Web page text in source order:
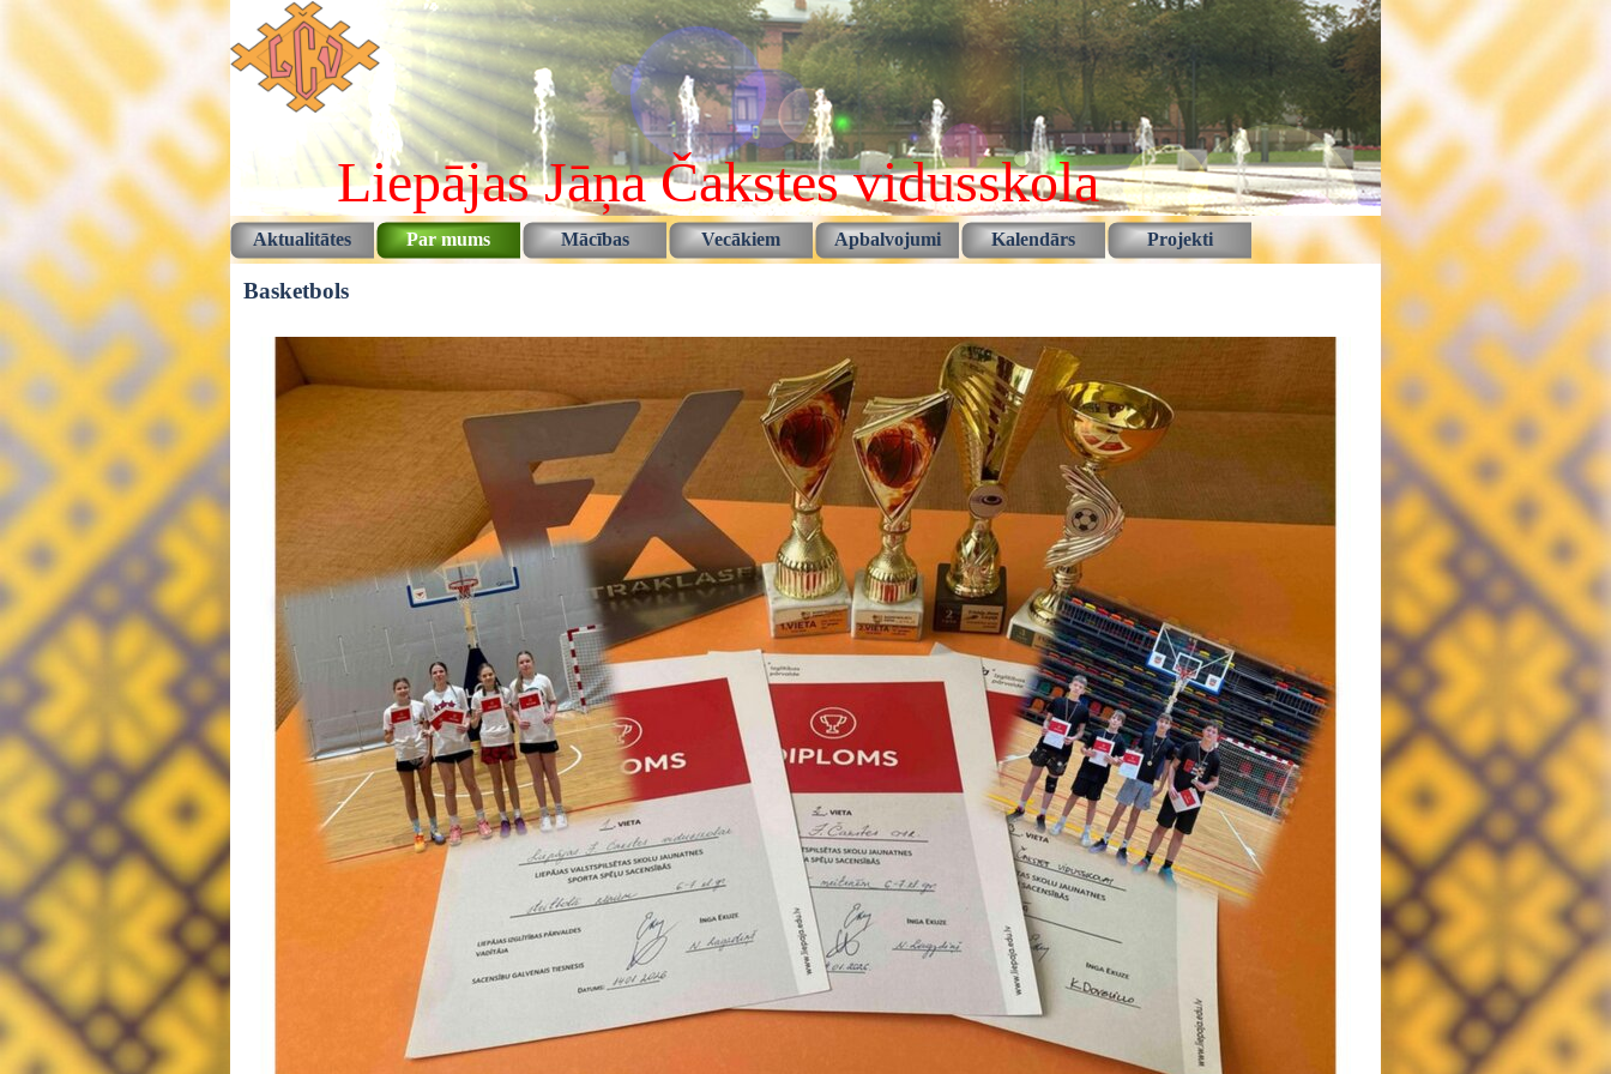
Pāriet uz saturu
Liepājas Jāņa Čakstes vidusskola
Izlaist izvēlni
Aktualitātes Par mums ▼
Mācības ▼
Vecākiem ▼
Apbalvojumi ▼
Kalendārs ▼
Projekti ▼
Basketbols